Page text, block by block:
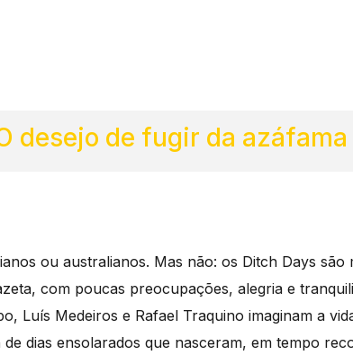
desejo de fugir da
ou australianos. Mas não: os Ditch Days são
com poucas preocupações, alegria e
Luís Medeiros e Rafael Traquino imaginam a
de dias ensolarados que nasceram, em tempo